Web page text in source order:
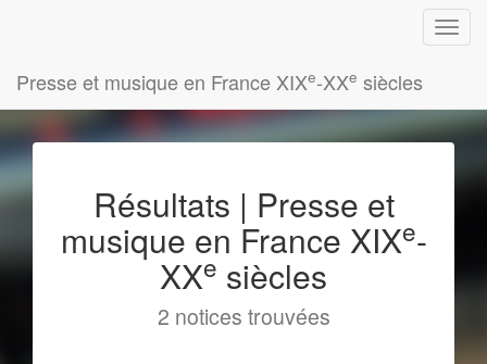
Presse et musique en France XIXe-XXe siècles
Résultats | Presse et
musique en France XIXe-
XXe siècles
2 notices trouvées